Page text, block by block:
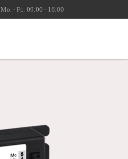
Mo. - Fr.: 09:00 - 16:00